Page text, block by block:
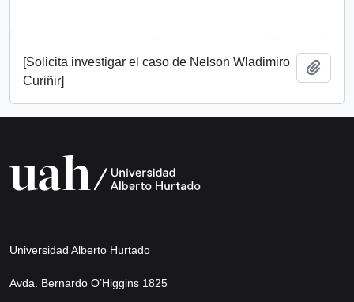
[Solicita investigar el caso de Nelson Wladimiro
Curiñir]
Universidad Alberto Hurtado
Avda. Bernardo O’Higgins 1825